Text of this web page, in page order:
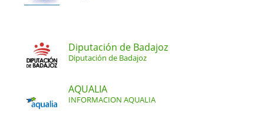
Diputación de Badajoz
Diputación de Badajoz
AQUALIA
INFORMACION AQUALIA